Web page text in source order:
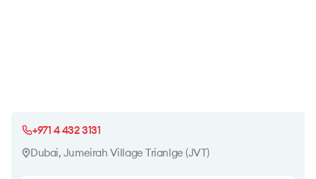
+971 4 432 3131
Dubai, Jumeirah Village Trianlge (JVT)